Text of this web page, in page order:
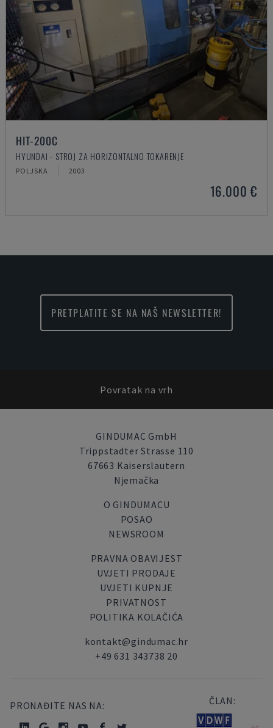
HIT-200C
HYUNDAI - STROJ ZA HORIZONTALNO TOKARENJE
POLJSKA 2003
16.000 €
PRETPLATITE SE NA NAŠ NEWSLETTER!
Povratak na vrh
GINDUMAC GmbH
Trippstadter Strasse 110
67663 Kaiserslautern
Njemačka
O GINDUMACU
POSAO
NEWSROOM
PRAVNA OBAVIJEST
UVJETI PRODAJE
UVJETI KUPNJE
PRIVATNOST
POLITIKA KOLAČIĆA
kontakt@gindumac.hr
+49 631 343738 20
PRONAĐITE NAS NA: ČLAN: